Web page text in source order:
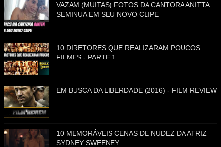
VAZAM (MUITAS) FOTOS DA CANTORA ANITTA
SEMINUA EM SEU NOVO CLIPE
10 DIRETORES QUE REALIZARAM POUCOS
FILMES - PARTE 1
EM BUSCA DA LIBERDADE (2016) - FILM REVIEW
10 MEMORÁVEIS CENAS DE NUDEZ DA ATRIZ
SYDNEY SWEENEY